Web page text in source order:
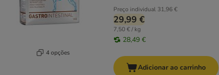
4 opções
Preço individual 31,96 €
29,99 €
7,50 € / kg
28,49 €
Adicionar ao carrinho